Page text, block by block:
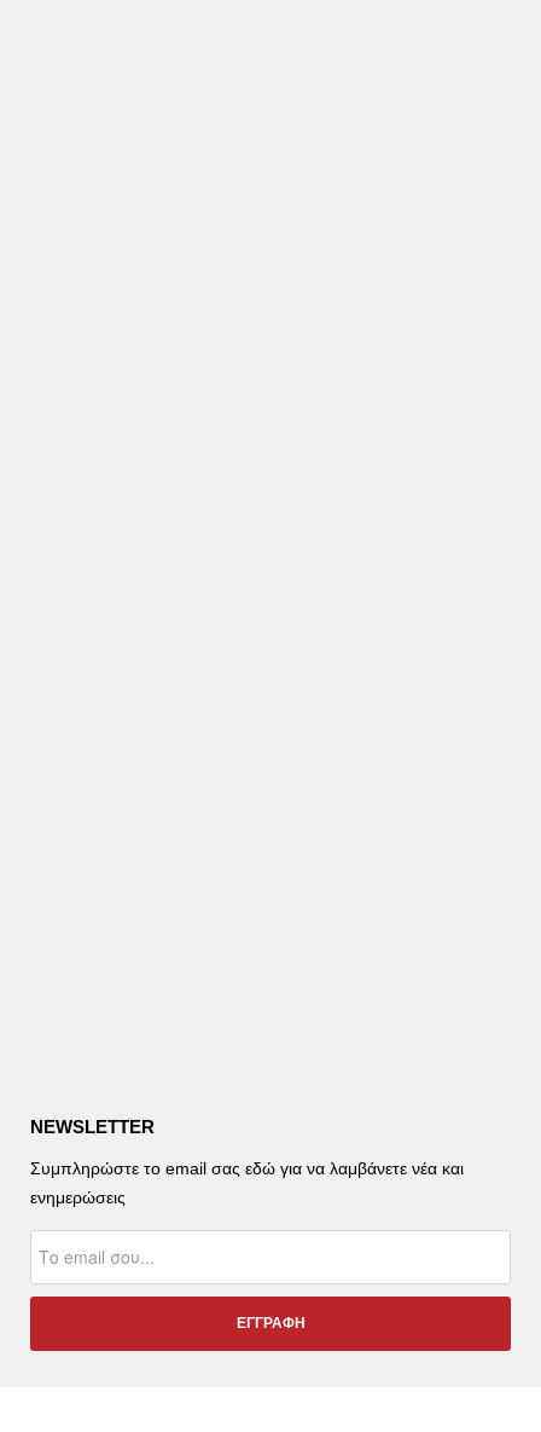
NEWSLETTER
Συμπληρώστε το email σας εδώ για να λαμβάνετε νέα και
ενημερώσεις